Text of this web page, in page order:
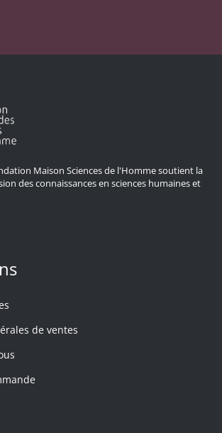
Maison Sciences de l'Homme soutient la
des connaissances en sciences humaines et
de ventes